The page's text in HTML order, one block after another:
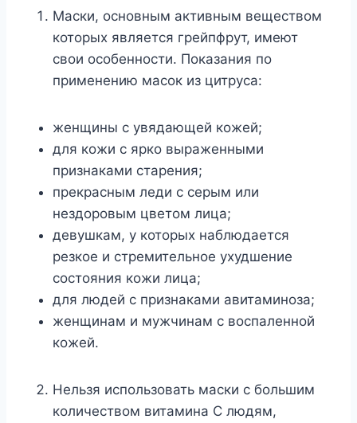
Маски, основным активным веществом
которых является грейпфрут, имеют
свои особенности. Показания по
применению масок из цитруса:
женщины с увядающей кожей;
для кожи с ярко выраженными
признаками старения;
прекрасным леди с серым или
нездоровым цветом лица;
девушкам, у которых наблюдается
резкое и стремительное ухудшение
состояния кожи лица;
для людей с признаками авитаминоза;
женщинам и мужчинам с воспаленной
кожей.
Нельзя использовать маски с большим
количеством витамина С людям,